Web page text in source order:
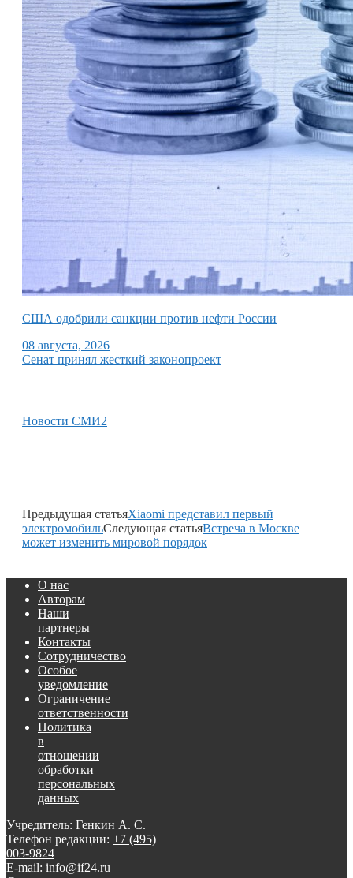
США одобрили санкции против нефти России
08 августа, 2026
Сенат принял жесткий законопроект
Новости СМИ2
Предыдущая статьяXiaomi представил первый
электромобильСледующая статьяВстреча в Москве
может изменить мировой порядок
О нас
Авторам
Наши
партнеры
Контакты
Сотрудничество
Особое
уведомление
Ограничение
ответственности
Политика
в
отношении
обработки
персональных
данных
Учредитель: Генкин А. С.
Телефон редакции: +7 (495)
003-9824
E-mail: info@if24.ru